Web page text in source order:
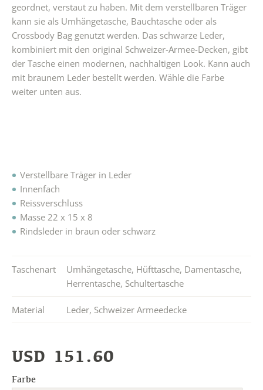
geordnet, verstaut zu haben. Mit dem verstellbaren Träger
kann sie als Umhängetasche, Bauchtasche oder als
Crossbody Bag genutzt werden. Das schwarze Leder,
kombiniert mit den original Schweizer-Armee-Decken, gibt
der Tasche einen modernen, nachhaltigen Look. Kann auch
mit braunem Leder bestellt werden. Wähle die Farbe
weiter unten aus.
Verstellbare Träger in Leder
Innenfach
Reissverschluss
Masse 22 x 15 x 8
Rindsleder in braun oder schwarz
Taschenart Umhängetasche, Hüfttasche, Damentasche,
Herrentasche, Schultertasche
Material Leder, Schweizer Armeedecke
USD 151.60
Farbe